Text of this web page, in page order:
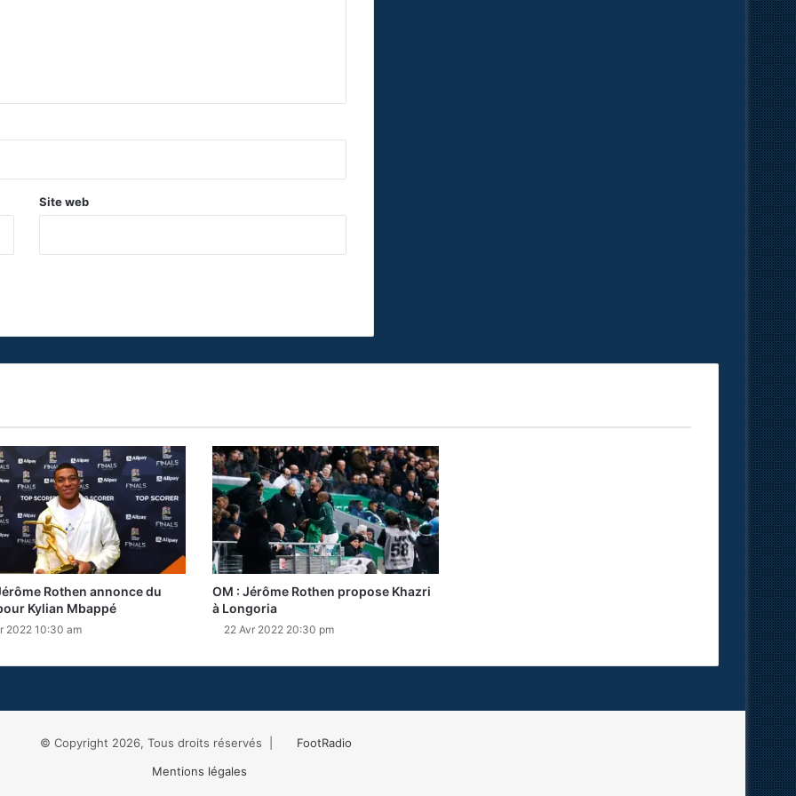
Site web
Rothen annonce du
Kylian Mbappé
2022 10:30 am
OM : Jérôme Rothen propose Khazri
à Longoria
22 Avr 2022 20:30 pm
© Copyright 2026, Tous droits réservés |
FootRadio
Mentions légales